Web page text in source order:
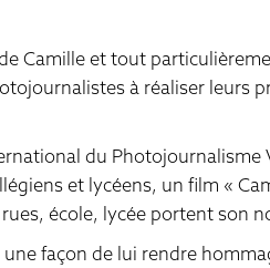
Camille et tout
à réaliser leurs
du Photojournalisme
et lycéens, un film «
école, lycée portent son
façon de lui rendre